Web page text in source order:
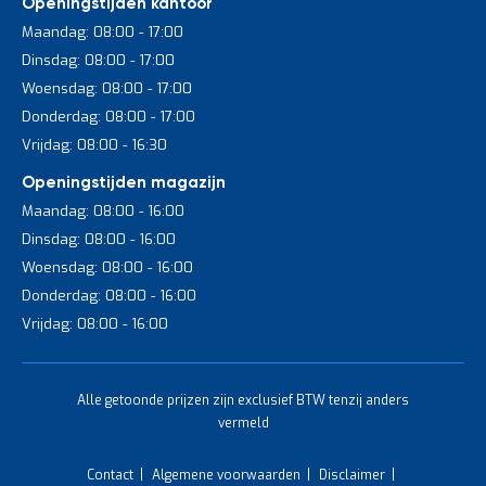
System (BMS) laad je snel bij en verleng je de levensduur van
intensief dagelijks gebruik.
Voordelen
Maximale ergonomie en veiligheid
Snel en moeiteloos rijden en heffen
Ideaal voor intensieve logistieke toepassingen
Wat is een hydraulische stapelaar?
Hydraulisch verwijst naar het hefmechanisme dat in veel
manuele én semi-elektrische stapelaars zit. Het hydraulische
gecontroleerd te heffen. Dat is lichter, veiliger en
Openingstijden kantoor
Maandag: 08:00 - 17:00
Dinsdag: 08:00 - 17:00
Woensdag: 08:00 - 17:00
Donderdag: 08:00 - 17:00
Vrijdag: 08:00 - 16:30
Openingstijden magazijn
Maandag: 08:00 - 16:00
Dinsdag: 08:00 - 16:00
Woensdag: 08:00 - 16:00
Donderdag: 08:00 - 16:00
Vrijdag: 08:00 - 16:00
Alle getoonde prijzen zijn exclusief BTW tenzij anders
vermeld
Contact Algemene voorwaarden Disclaimer